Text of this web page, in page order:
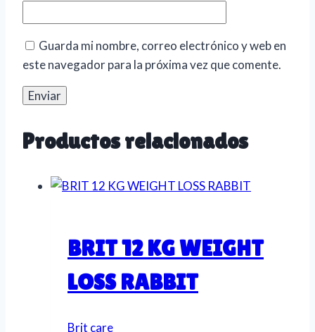
Guarda mi nombre, correo electrónico y web en
este navegador para la próxima vez que comente.
Productos relacionados
BRIT 12 KG WEIGHT
LOSS RABBIT
Brit care